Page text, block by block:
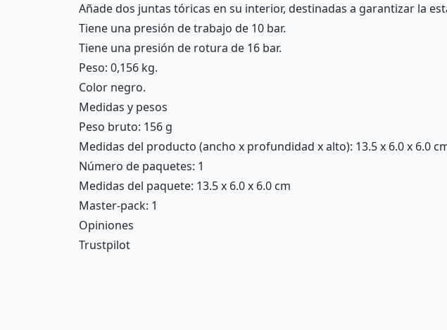
Añade dos juntas tóricas en su interior, destinadas a garantizar la
Tiene una presión de trabajo de 10 bar.
Tiene una presión de rotura de 16 bar.
Peso: 0,156 kg.
Color negro.
Medidas y pesos
Peso bruto: 156 g
Medidas del producto (ancho x profundidad x alto): 13.5 x 6.0 x 6.0
Número de paquetes: 1
Medidas del paquete: 13.5 x 6.0 x 6.0 cm
Master-pack: 1
Opiniones
Trustpilot